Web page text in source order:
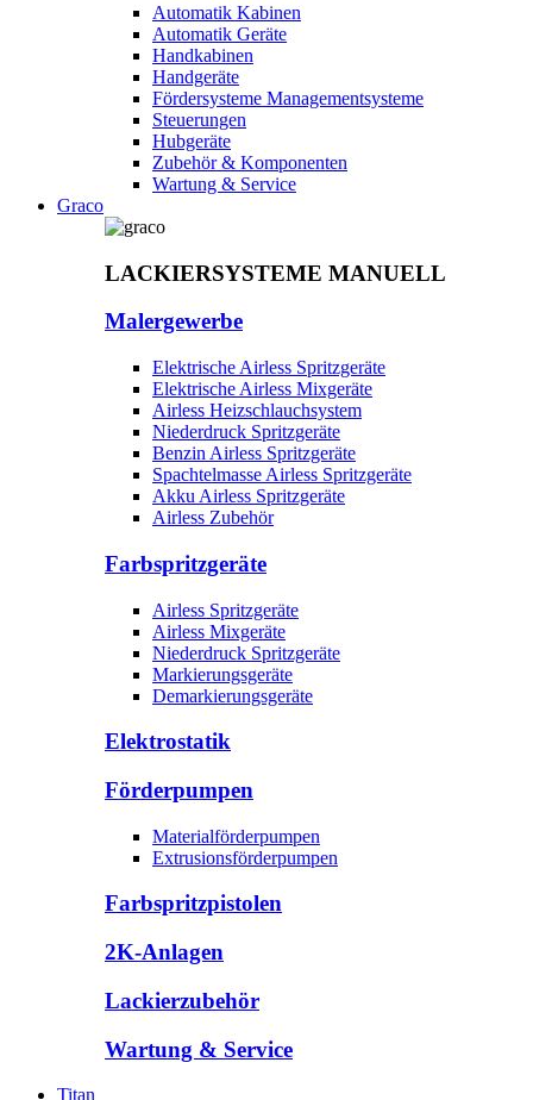
Automatik Kabinen
Automatik Geräte
Handkabinen
Handgeräte
Fördersysteme Managementsysteme
Steuerungen
Hubgeräte
Zubehör & Komponenten
Wartung & Service
Graco
LACKIERSYSTEME MANUELL
Malergewerbe
Elektrische Airless Spritzgeräte
Elektrische Airless Mixgeräte
Airless Heizschlauchsystem
Niederdruck Spritzgeräte
Benzin Airless Spritzgeräte
Spachtelmasse Airless Spritzgeräte
Akku Airless Spritzgeräte
Airless Zubehör
Farbspritzgeräte
Airless Spritzgeräte
Airless Mixgeräte
Niederdruck Spritzgeräte
Markierungsgeräte
Demarkierungsgeräte
Elektrostatik
Förderpumpen
Materialförderpumpen
Extrusionsförderpumpen
Farbspritzpistolen
2K-Anlagen
Lackierzubehör
Wartung & Service
Titan